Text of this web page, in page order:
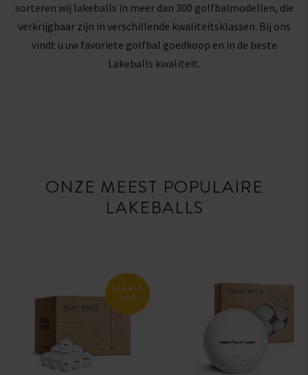
sorteren wij lakeballs in meer dan 300 golfbalmodellen, die
verkrijgbaar zijn in verschillende kwaliteitsklassen. Bij ons
vindt u uw favoriete golfbal goedkoop en in de beste
Lakeballs kwaliteit.
ONZE MEEST POPULAIRE
LAKEBALLS
SUMMER
SALE